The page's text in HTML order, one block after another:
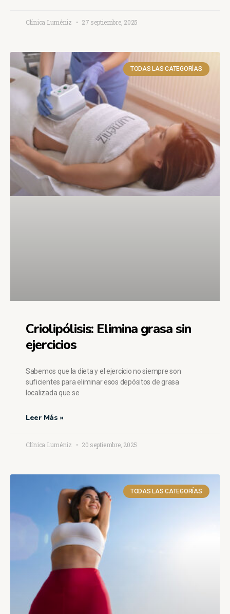
Clínica Luméniz 27 septiembre, 2025
TODAS LAS CATEGORÍAS
Criolipólisis: Elimina grasa sin
ejercicios
Sabemos que la dieta y el ejercicio no siempre son
suficientes para eliminar esos depósitos de grasa
localizada que se
Leer Más »
Clínica Luméniz 20 septiembre, 2025
TODAS LAS CATEGORÍAS